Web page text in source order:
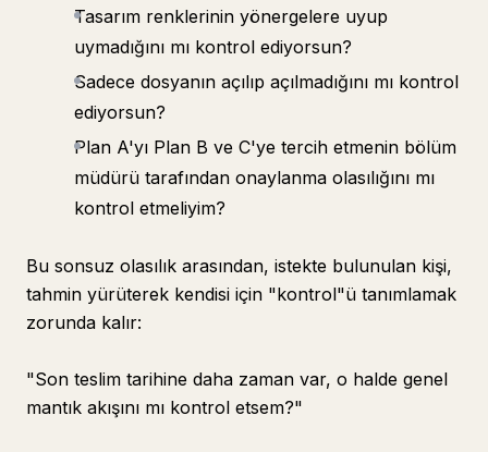
Tasarım renklerinin yönergelere uyup
uymadığını mı kontrol ediyorsun?
Sadece dosyanın açılıp açılmadığını mı kontrol
ediyorsun?
Plan A'yı Plan B ve C'ye tercih etmenin bölüm
müdürü tarafından onaylanma olasılığını mı
kontrol etmeliyim?
Bu sonsuz olasılık arasından, istekte bulunulan kişi,
tahmin yürüterek kendisi için "kontrol"ü tanımlamak
zorunda kalır:
"Son teslim tarihine daha zaman var, o halde genel
mantık akışını mı kontrol etsem?"